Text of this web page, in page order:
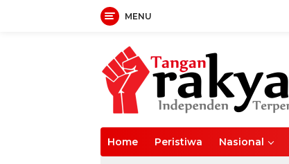
MENU
Home Peristiwa Nasional